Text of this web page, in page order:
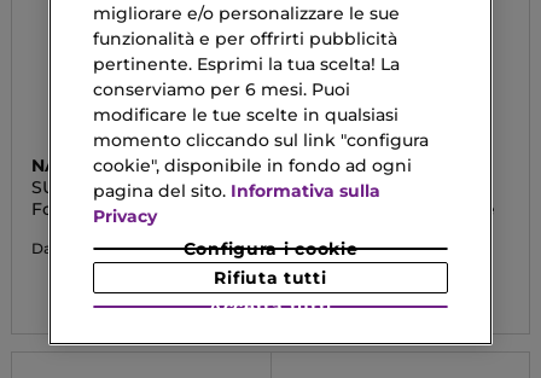
NAJ OLEARI
SUN ADDICTION CREAM
COMPACT FOUNDATION
Fondotinta
Da 17,50 €
SVR
DENSITIUM
Crema Anti-Età Globale
Nutriente con SPF30
Da 31,50 €
migliorare e/o personalizzare le sue
funzionalità e per offrirti pubblicità
pertinente. Esprimi la tua scelta! La
conserviamo per 6 mesi. Puoi
modificare le tue scelte in qualsiasi
momento cliccando sul link "configura
cookie", disponibile in fondo ad ogni
pagina del sito. Informativa sulla
Privacy
Configura i cookie
Rifiuta tutti
Accetta tutti